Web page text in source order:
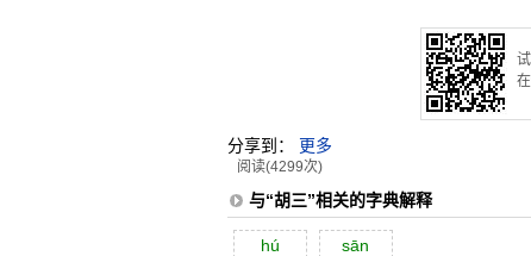
分享到： 更多
阅读(4299次)
与“胡三”相关的字典解释
hú sān